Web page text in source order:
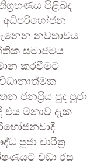
පිළිබඳ
අධිපරිභෝජන
නවතාවය
සමාජමය
කරවීමට
ජනප්‍රිය පුද පූජා
එය මනාව දැක
පූජා චාරිත්‍ර
වඩා රස